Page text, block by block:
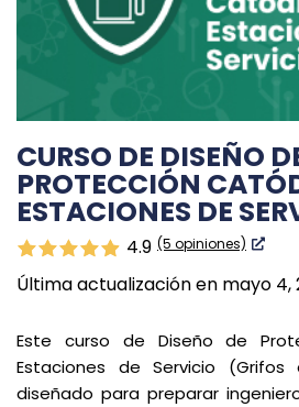
CURSO DE DISEÑO
PROTECCIÓN
ESTACIONES DE
4.9 (5 opiniones)
Última actualización en mayo 4,
Este curso de Diseño de
Estaciones de Servicio
diseñado para preparar